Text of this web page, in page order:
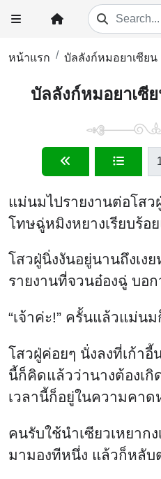
หน้าแรก บัลลังก์หมอยาเซียน
บัลลังก์หมอยาเซี
แม่นมไปรายงานต่อโสว
โทษฉู่หมิงหยางเรียบร้อ
โสวฝู่นิ่งงันอยู่นานถึงเง
รายงานที่จวนอ๋องฉู่ บอ
“เจ้าค่ะ!” ครั้นแล้วแม่น
โสวฝู่ค่อยๆ นั่งลงที่เก้า
นี้ก็คิดแล้วว่านางต้องเ
เวลานี้ก็อยู่ในความคาด
คนรับใช้นำเซียวเหยาก
มามองทีหนึ่ง แล้วก็หลับ